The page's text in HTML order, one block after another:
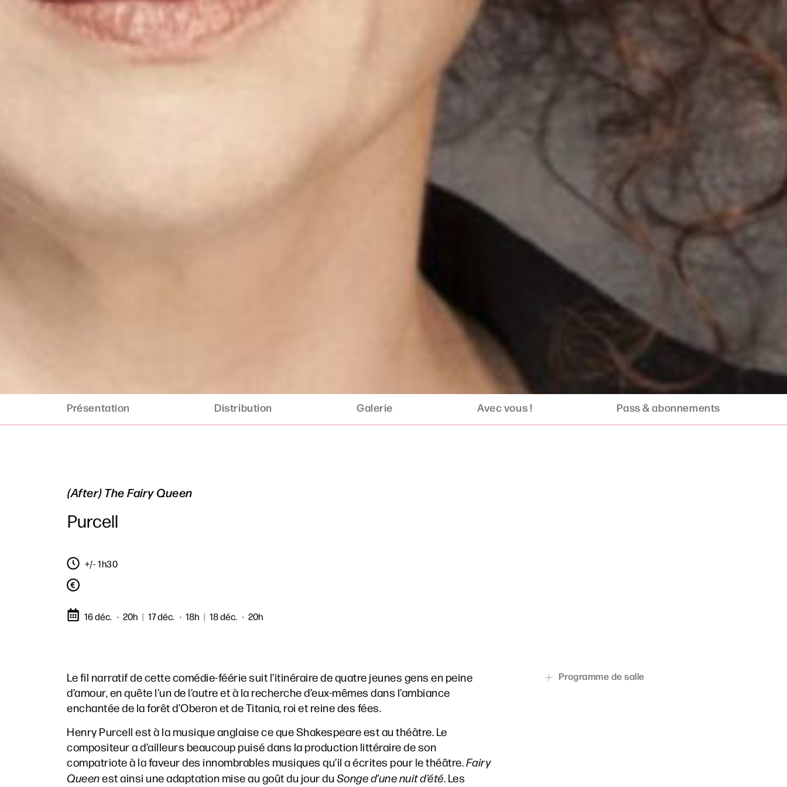
Présentation Distribution Galerie Avec vous ! Pass & abonnements
(After) The Fairy Queen
Purcell
+/- 1h30
16 déc. 20h | 17 déc. 18h | 18 déc. 20h
Le fil narratif de cette comédie-féérie suit l’itinéraire de quatre jeunes gens en peine
d’amour, en quête l’un de l’autre et à la recherche d’eux-mêmes dans l’ambiance
enchantée de la forêt d’Oberon et de Titania, roi et reine des fées.
Henry Purcell est à la musique anglaise ce que Shakespeare est au théâtre. Le
compositeur a d’ailleurs beaucoup puisé dans la production littéraire de son
compatriote à la faveur des innombrables musiques qu’il a écrites pour le théâtre.Fairy
Queenest ainsi une adaptation mise au goût du jour du Songe d’une nuit d’été. Les
Programme de salle